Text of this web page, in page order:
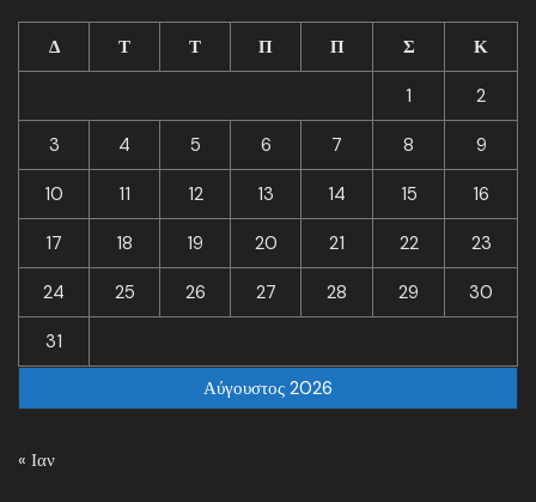
Αύγουστος 2026
Δ Τ Τ Π Π Σ Κ
1 2
3 4 5 6 7 8 9
10 11 12 13 14 15 16
17 18 19 20 21 22 23
24 25 26 27 28 29 30
31
« Ιαν